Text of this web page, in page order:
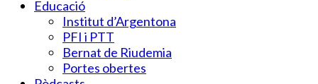
Educació
Institut d’Argentona
PFI i PTT
Bernat de Riudemia
Portes obertes